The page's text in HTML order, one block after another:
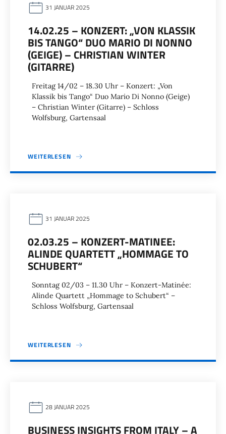
31 JANUAR 2025
14.02.25 – KONZERT: „VON KLASSIK
BIS TANGO“ DUO MARIO DI NONNO
(GEIGE) – CHRISTIAN WINTER
(GITARRE)
Freitag 14/02 – 18.30 Uhr – Konzert: „Von
Klassik bis Tango“ Duo Mario Di Nonno (Geige)
– Christian Winter (Gitarre) – Schloss
Wolfsburg, Gartensaal
WEITERLESEN
31 JANUAR 2025
02.03.25 – KONZERT-MATINEE:
ALINDE QUARTETT „HOMMAGE TO
SCHUBERT“
Sonntag 02/03 – 11.30 Uhr – Konzert-Matinée:
Alinde Quartett „Hommage to Schubert“ –
Schloss Wolfsburg, Gartensaal
WEITERLESEN
28 JANUAR 2025
BUSINESS INSIGHTS FROM ITALY – A